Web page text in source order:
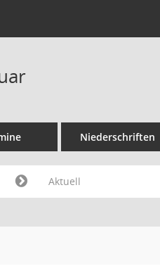
Niederschriften
Aktuell